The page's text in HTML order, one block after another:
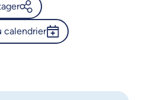
de l’Université de
calendrier